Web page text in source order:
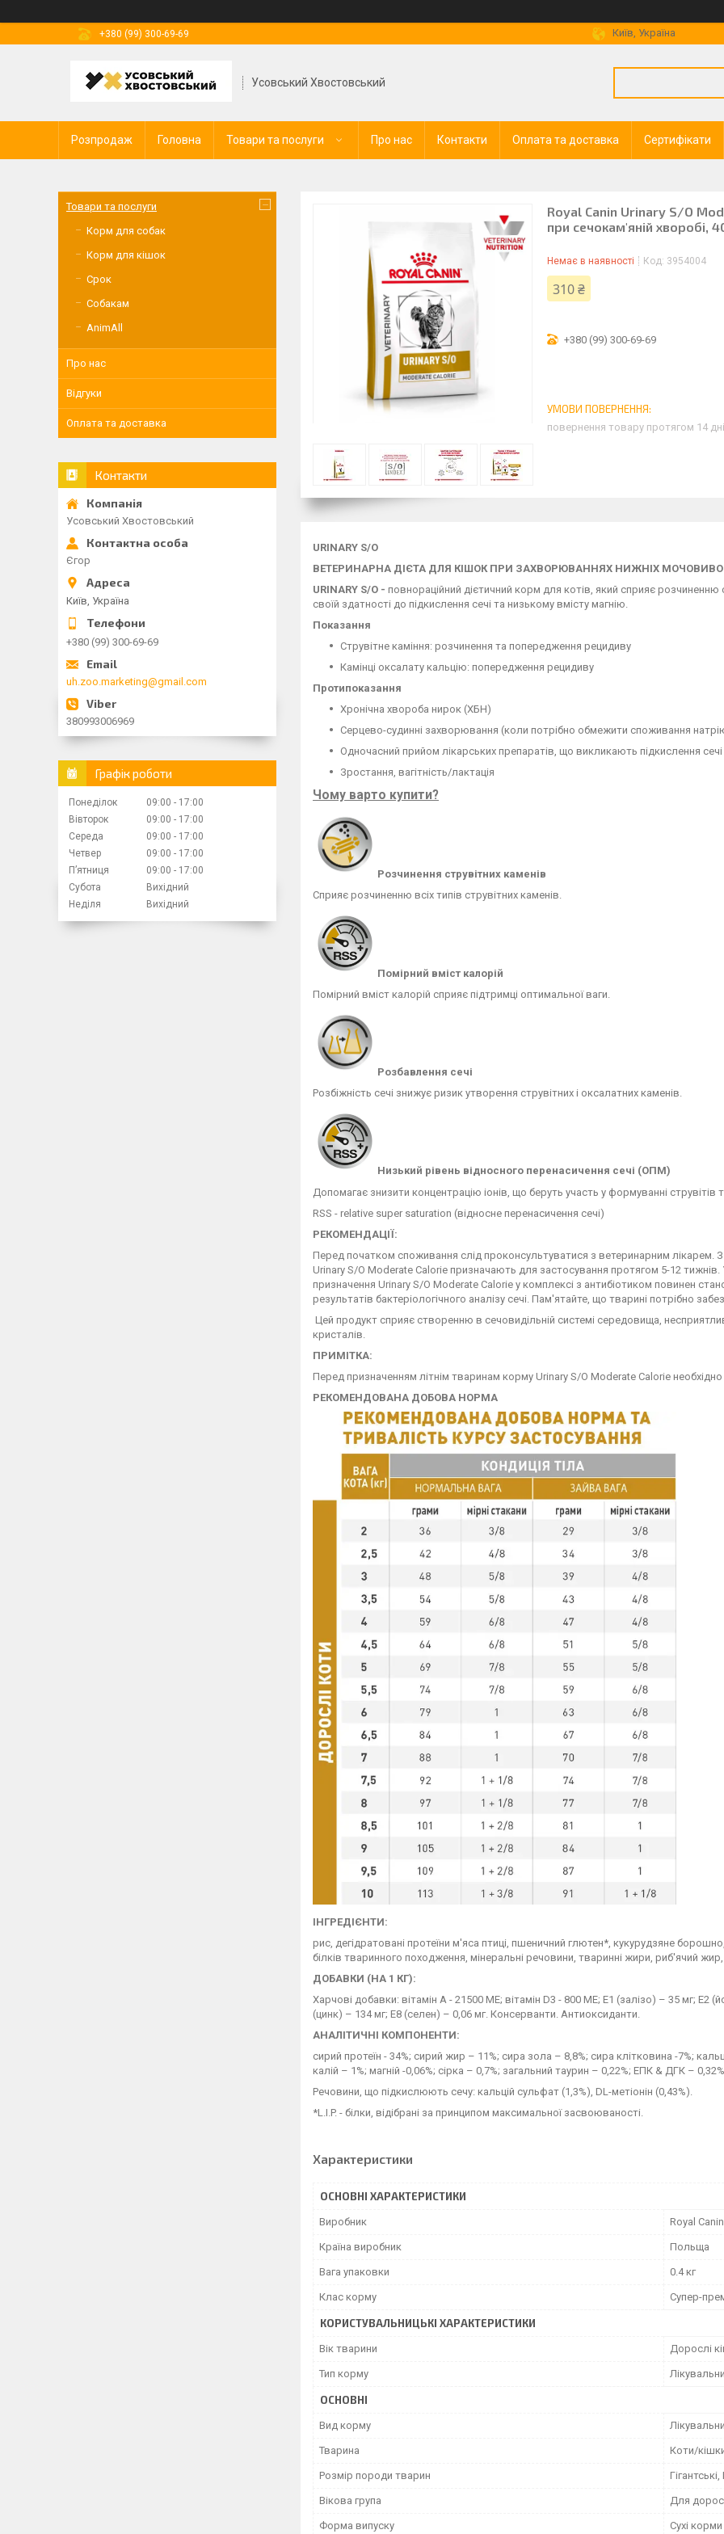
+380 (99) 300-69-69 Київ, Україна
Усовський Хвостовський
Розпродаж Головна Товари та послуги Про нас Контакти Оплата та доставка Сертифікати
Royal Canin Urinary S/O
при сечокам'яній хворобі,
Немає в наявності Код: 3954004
310 ₴
+380 (99) 300-69-69
повернення товару протягом 14
URINARY S/O
ВЕТЕРИНАРНА ДІЄТА ДЛЯ КІШОК ПРИ ЗАХВОРЮВАННЯХ НИЖНІХ
URINARY S/O - повнораційний дієтичний корм для котів, який сприяє розчиненню
своїй здатності до підкислення сечі та низькому вмісту магнію.
Показання
Струвітне каміння: розчинення та попередження рецидиву
Камінці оксалату кальцію: попередження рецидиву
Протипоказання
Хронічна хвороба нирок (ХБН)
Серцево-судинні захворювання (коли потрібно обмежити споживання
Одночасний прийом лікарських препаратів, що викликають підкислення сечі
Зростання, вагітність/лактація
Чому варто купити?
Розчинення струвітних каменів
Сприяє розчиненню всіх типів струвітних каменів.
Помірний вміст калорій
Помірний вміст калорій сприяє підтримці оптимальної ваги.
Розбавлення сечі
Розбіжність сечі знижує ризик утворення струвітних і оксалатних каменів.
Низький рівень відносного перенасичення сечі (ОПМ)
Допомагає знизити концентрацію іонів, що беруть участь у формуванні струвітів
RSS - relative super saturation (відносне перенасичення сечі)
РЕКОМЕНДАЦІЇ:
Перед початком споживання слід проконсультуватися з ветеринарним лікарем.
Urinary S/O Moderate Calorie призначають для застосування протягом 5-12 тижнів.
призначення Urinary S/O Moderate Calorie у комплексі з антибіотиком повинен
результатів бактеріологічного аналізу сечі. Пам'ятайте, що тварині потрібно
Цей продукт сприяє створенню в сечовидільній системі середовища,
кристалів.
ПРИМІТКА:
Перед призначенням літнім тваринам корму Urinary S/O Moderate Calorie
РЕКОМЕНДОВАНА ДОБОВА НОРМА
ІНГРЕДІЄНТИ:
рис, дегідратовані протеїни м'яса птиці, пшеничний глютен*, кукурудзяне
білків тваринного походження, мінеральні речовини, тваринні жири, риб'ячий
ДОБАВКИ (НА 1 КГ):
Харчові добавки: вітамін A - 21500 MЕ; вітамін D3 - 800 MЕ; E1 (залізо) – 35 мг; E2
(цинк) – 134 мг; E8 (селен) – 0,06 мг. Консерванти. Антиоксиданти.
АНАЛІТИЧНІ КОМПОНЕНТИ:
сирий протеїн - 34%; сирий жир – 11%; сира зола – 8,8%; сира клітковина -7%;
калій – 1%; магній -0,06%; сірка – 0,7%; загальний таурин – 0,22%; ЕПК & ДГК –
Речовини, що підкислюють сечу: кальцій сульфат (1,3%), DL-метіонін (0,43%).
*L.I.P. - білки, відібрані за принципом максимальної засвоюваності.
Характеристики
ОСНОВНІ ХАРАКТЕРИСТИКИ
Виробник Royal Canin
Країна виробник Польща
Вага упаковки 0.4 кг
Клас корму Супер-
КОРИСТУВАЛЬНИЦЬКІ ХАРАКТЕРИСТИКИ
Вік тварини Дорослі
Тип корму
ОСНОВНІ
Вид корму
Тварина Коти/
Розмір породи тварин
Вікова група Для
Форма випуску Сухі корми
Товари та послуги
Корм для собак
Корм для кішок
Срок
Собакам
AnimAll
Про нас
Відгуки
Оплата та доставка
Контакти
Усовський Хвостовський
Єгор
Київ, Україна
+380 (99) 300-69-69
uh.zoo.marketing@gmail.com
380993006969
Графік роботи
Понеділок 09:00
17:00
Вівторок
09:00
17:00
Середа
09:00
17:00
Четвер
09:00
17:00
Пʼятниця
09:00
17:00
Субота
Вихідний
Неділя
Вихідний